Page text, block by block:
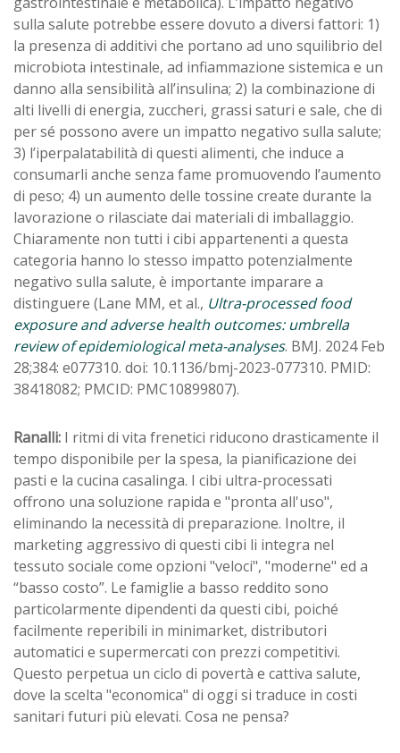
sulla salute potrebbe essere dovuto a diversi fattori: 1)
la presenza di additivi che portano ad uno squilibrio del
microbiota intestinale, ad infiammazione sistemica e un
danno alla sensibilità all’insulina; 2) la combinazione di
alti livelli di energia, zuccheri, grassi saturi e sale, che di
per sé possono avere un impatto negativo sulla salute;
3) l’iperpalatabilità di questi alimenti, che induce a
consumarli anche senza fame promuovendo l’aumento
di peso; 4) un aumento delle tossine create durante la
lavorazione o rilasciate dai materiali di imballaggio.
Chiaramente non tutti i cibi appartenenti a questa
categoria hanno lo stesso impatto potenzialmente
negativo sulla salute, è importante imparare a
distinguere (Lane MM, et al., Ultra-processed food
exposure and adverse health outcomes: umbrella
review of epidemiological meta-analyses. BMJ. 2024 Feb
28;384: e077310. doi: 10.1136/bmj-2023-077310. PMID:
38418082; PMCID: PMC10899807).
Ranalli: I ritmi di vita frenetici riducono drasticamente il
tempo disponibile per la spesa, la pianificazione dei
pasti e la cucina casalinga. I cibi ultra-processati
offrono una soluzione rapida e "pronta all'uso",
eliminando la necessità di preparazione. Inoltre, il
marketing aggressivo di questi cibi li integra nel
tessuto sociale come opzioni "veloci", "moderne" ed a
“basso costo”. Le famiglie a basso reddito sono
particolarmente dipendenti da questi cibi, poiché
facilmente reperibili in minimarket, distributori
automatici e supermercati con prezzi competitivi.
Questo perpetua un ciclo di povertà e cattiva salute,
dove la scelta "economica" di oggi si traduce in costi
sanitari futuri più elevati. Cosa ne pensa?